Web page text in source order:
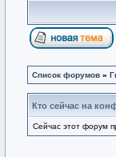
Список форумов »
Кто сейчас на
Сейчас этот форум